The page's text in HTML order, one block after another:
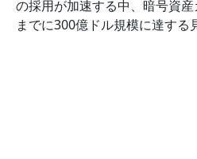
の採用が加速する中、暗号資
までに300億ドル規模に達する